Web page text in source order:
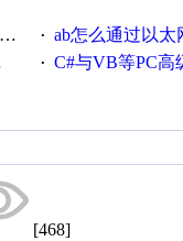
· ab怎么通过以太网
· C#与VB等PC高级语言与
[468]